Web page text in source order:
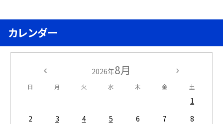
カレンダー
2026年8月
日 月 火 水 木 金 土
1
2
3 4 5 6 7
8